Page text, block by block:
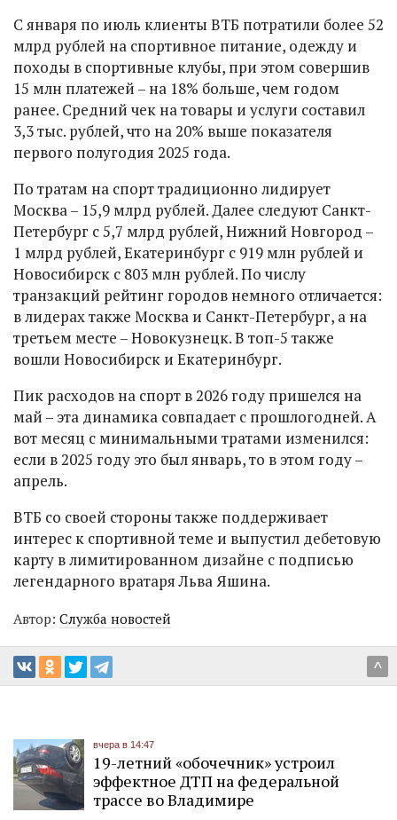
С января по июль клиенты ВТБ потратили более 52
млрд рублей на спортивное питание, одежду и
походы в спортивные клубы, при этом совершив
15 млн платежей – на 18% больше, чем годом
ранее. Средний чек на товары и услуги составил
3,3 тыс. рублей, что на 20% выше показателя
первого полугодия 2025 года.
По тратам на спорт традиционно лидирует
Москва – 15,9 млрд рублей. Далее следуют Санкт-
Петербург с 5,7 млрд рублей, Нижний Новгород –
1 млрд рублей, Екатеринбург с 919 млн рублей и
Новосибирск с 803 млн рублей. По числу
транзакций рейтинг городов немного отличается:
в лидерах также Москва и Санкт-Петербург, а на
третьем месте – Новокузнецк. В топ-5 также
вошли Новосибирск и Екатеринбург.
Пик расходов на спорт в 2026 году пришелся на
май – эта динамика совпадает с прошлогодней. А
вот месяц с минимальными тратами изменился:
если в 2025 году это был январь, то в этом году –
апрель.
ВТБ со своей стороны также поддерживает
интерес к спортивной теме и выпустил дебетовую
карту в лимитированном дизайне с подписью
легендарного вратаря Льва Яшина.
Автор: Служба новостей
^
вчера в 14:47
19-летний «обочечник» устроил
эффектное ДТП на федеральной
трассе во Владимире